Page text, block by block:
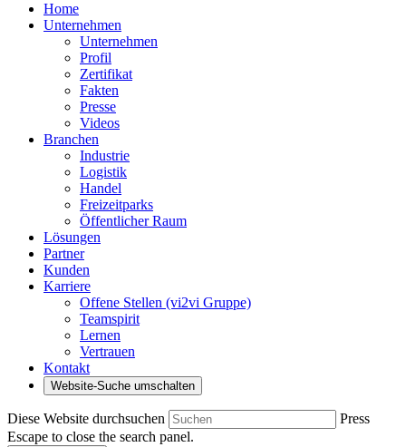
Home
Unternehmen
Unternehmen
Profil
Zertifikat
Fakten
Presse
Videos
Branchen
Industrie
Logistik
Handel
Freizeitparks
Öffentlicher Raum
Lösungen
Partner
Kunden
Karriere
Offene Stellen (vi2vi Gruppe)
Teamspirit
Lernen
Vertrauen
Kontakt
Website-Suche umschalten
Diese Website durchsuchen
Press
Escape to close the search panel.